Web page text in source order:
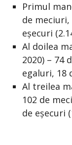
Primul
de
eșecuri
Al doilea
2020) – 74
egaluri, 18
Al treilea
102 de
de eșecuri